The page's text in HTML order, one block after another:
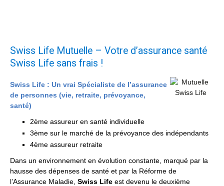
Swiss Life Mutuelle – Votre d’assurance santé
Swiss Life sans frais !
Swiss Life : Un vrai Spécialiste de l’assurance
de personnes (vie, retraite, prévoyance,
santé)
2ème assureur en santé individuelle
3ème sur le marché de la prévoyance des indépendants
4ème assureur retraite
Dans un environnement en évolution constante, marqué par la
hausse des dépenses de santé et par la Réforme de
l’Assurance Maladie, Swiss Life est devenu le deuxième